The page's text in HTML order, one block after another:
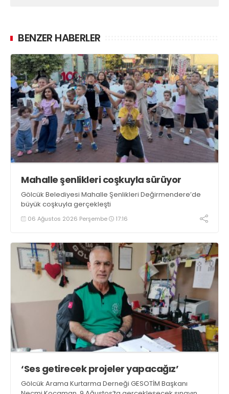
BENZER HABERLER
Mahalle şenlikleri coşkuyla sürüyor
Gölcük Belediyesi Mahalle Şenlikleri Değirmendere’de
büyük coşkuyla gerçekleşti
06 Ağustos 2026 Perşembe 17:16
‘Ses getirecek projeler yapacağız’
Gölcük Arama Kurtarma Derneği GESOTİM Başkanı